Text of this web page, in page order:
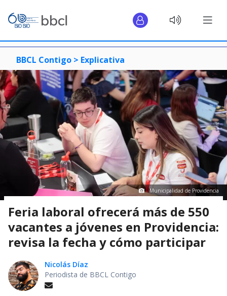
BBCL Contigo > Explicativa
Municipalidad de Providencia
Feria laboral ofrecerá más de 550
vacantes a jóvenes en Providencia:
revisa la fecha y cómo participar
Nicolás Díaz
Periodista de BBCL Contigo